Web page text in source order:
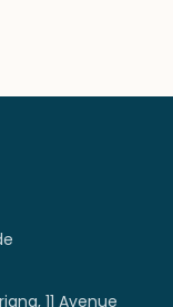
11 Avenue